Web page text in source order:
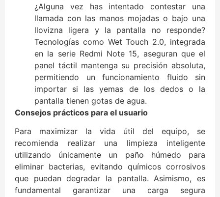
¿Alguna vez has intentado contestar una
llamada con las manos mojadas o bajo una
llovizna ligera y la pantalla no responde?
Tecnologías como Wet Touch 2.0, integrada
en la serie Redmi Note 15, aseguran que el
panel táctil mantenga su precisión absoluta,
permitiendo un funcionamiento fluido sin
importar si las yemas de los dedos o la
pantalla tienen gotas de agua.
Consejos prácticos para el usuario
Para maximizar la vida útil del equipo, se
recomienda realizar una limpieza inteligente
utilizando únicamente un paño húmedo para
eliminar bacterias, evitando químicos corrosivos
que puedan degradar la pantalla. Asimismo, es
fundamental garantizar una carga segura